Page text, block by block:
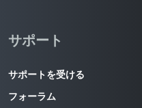
サポート
サポートを受ける
フォーラム